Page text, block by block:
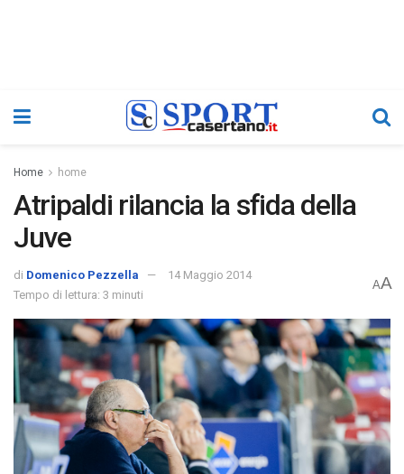
Home home
Atripaldi rilancia la sfida della
Juve
di Domenico Pezzella
14 Maggio 2014
Tempo di lettura: 3 minuti
AA